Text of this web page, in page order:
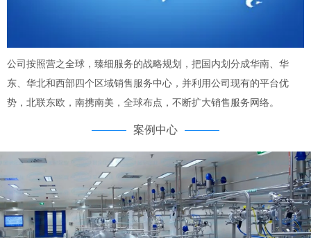
公司按照营之全球，臻细服务的战略规划，把国内划分成华南、华
东、华北和西部四个区域销售服务中心，并利用公司现有的平台优
势，北联东欧，南携南美，全球布点，不断扩大销售服务网络。
案例中心